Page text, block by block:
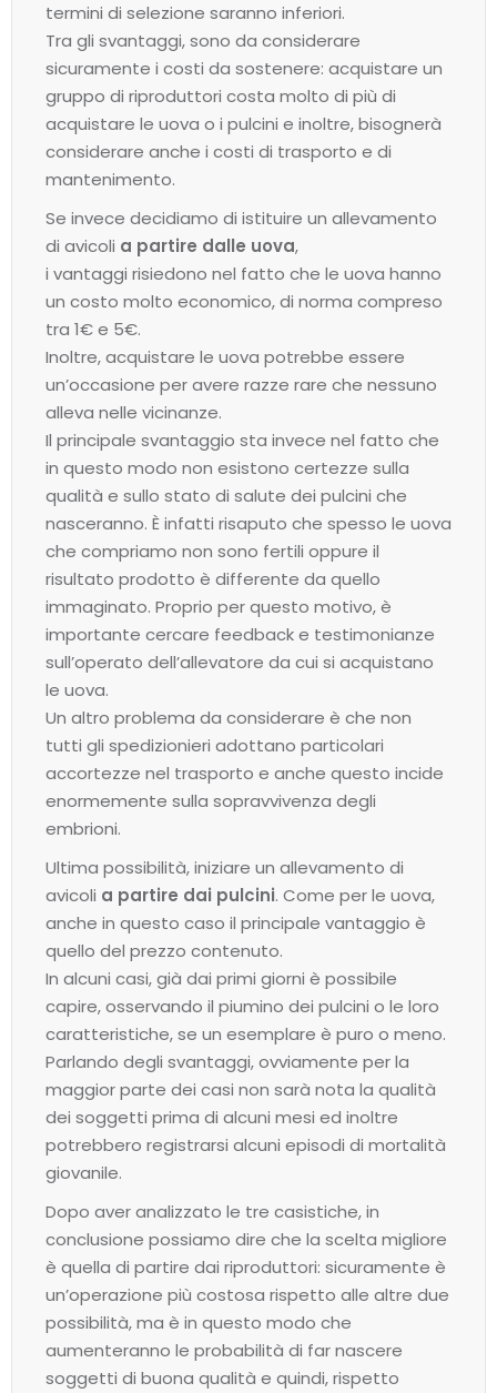
termini di selezione saranno inferiori.
Tra gli svantaggi, sono da considerare
sicuramente i costi da sostenere: acquistare un
gruppo di riproduttori costa molto di più di
acquistare le uova o i pulcini e inoltre, bisognerà
considerare anche i costi di trasporto e di
mantenimento.
Se invece decidiamo di istituire un allevamento
di avicoli a partire dalle uova,
i vantaggi risiedono nel fatto che le uova hanno
un costo molto economico, di norma compreso
tra 1€ e 5€.
Inoltre, acquistare le uova potrebbe essere
un’occasione per avere razze rare che nessuno
alleva nelle vicinanze.
Il principale svantaggio sta invece nel fatto che
in questo modo non esistono certezze sulla
qualità e sullo stato di salute dei pulcini che
nasceranno. È infatti risaputo che spesso le uova
che compriamo non sono fertili oppure il
risultato prodotto è differente da quello
immaginato. Proprio per questo motivo, è
importante cercare feedback e testimonianze
sull’operato dell’allevatore da cui si acquistano
le uova.
Un altro problema da considerare è che non
tutti gli spedizionieri adottano particolari
accortezze nel trasporto e anche questo incide
enormemente sulla sopravvivenza degli
embrioni.
Ultima possibilità, iniziare un allevamento di
avicoli a partire dai pulcini. Come per le uova,
anche in questo caso il principale vantaggio è
quello del prezzo contenuto.
In alcuni casi, già dai primi giorni è possibile
capire, osservando il piumino dei pulcini o le loro
caratteristiche, se un esemplare è puro o meno.
Parlando degli svantaggi, ovviamente per la
maggior parte dei casi non sarà nota la qualità
dei soggetti prima di alcuni mesi ed inoltre
potrebbero registrarsi alcuni episodi di mortalità
giovanile.
Dopo aver analizzato le tre casistiche, in
conclusione possiamo dire che la scelta migliore
è quella di partire dai riproduttori: sicuramente è
un’operazione più costosa rispetto alle altre due
possibilità, ma è in questo modo che
aumenteranno le probabilità di far nascere
soggetti di buona qualità e quindi, rispetto